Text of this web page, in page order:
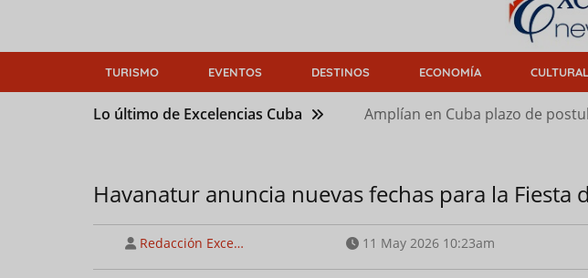
TURISMO EVENTOS DESTINOS ECONOMÍA
Lo último de Excelencias Cuba Amplían en Cuba plazo de
Havanatur anuncia nuevas fechas para la Fiesta
Redacción Exce… 11 May 2026 10:23am